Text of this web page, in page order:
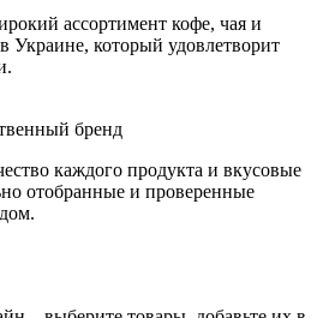
ассортимент кофе, чая и
Украине, который удовлетворит
бренд
каждого продукта и вкусовые
отобранные и проверенные